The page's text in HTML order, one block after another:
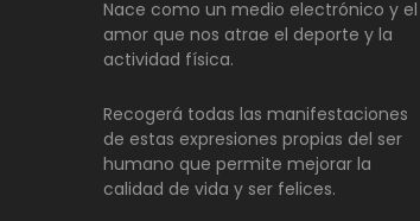
Nace como un medio electrónico y el
amor que nos atrae el deporte y la
actividad física.
Recogerá todas las manifestaciones
de estas expresiones propias del ser
humano que permite mejorar la
calidad de vida y ser felices.